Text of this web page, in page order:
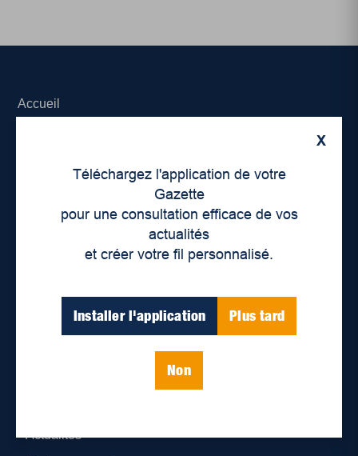
X
Téléchargez l'application de votre
Gazette
pour une consultation efficace de vos
actualités
et créer votre fil personnalisé.
Installer l'application Plus tard
Non
Accueil
Déontologie et confidentialité
Devenir partenaire
Lieux de distribution
Nous joindre
Parutions numériques
Actualités